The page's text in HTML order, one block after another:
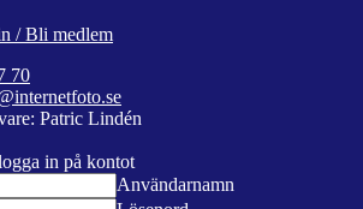
/ Bli medlem
70
Patric Lindén
in på kontot
Användarnamn